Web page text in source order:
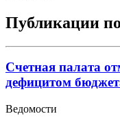
Публикации
Счетная палата
дефицитом
Ведомости